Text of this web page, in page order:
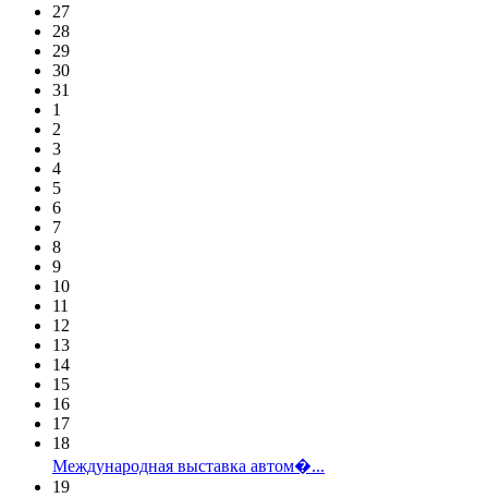
27
28
29
30
31
1
2
3
4
5
6
7
8
9
10
11
12
13
14
15
16
17
18
Международная выставка автом�...
19